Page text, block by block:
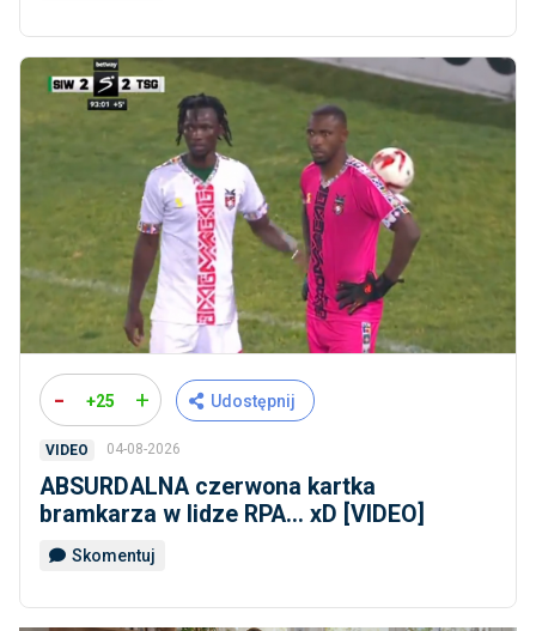
- +25 + Udostępnij
VIDEO 04-08-2026
ABSURDALNA czerwona kartka
bramkarza w lidze RPA... xD [VIDEO]
Skomentuj